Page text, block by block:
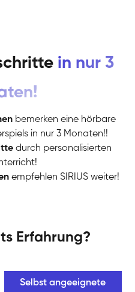
in nur 3
bemerken eine hörbare
in nur 3 Monaten!!
durch personalisierten
empfehlen SIRIUS weiter!
Erfahrung?
Selbst angeeignete